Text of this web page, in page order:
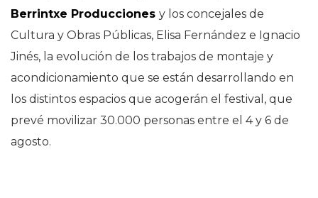
Berrintxe Producciones y los concejales de
Cultura y Obras Públicas, Elisa Fernández e Ignacio
Jinés, la evolución de los trabajos de montaje y
acondicionamiento que se están desarrollando en
los distintos espacios que acogerán el festival, que
prevé movilizar 30.000 personas entre el 4 y 6 de
agosto.